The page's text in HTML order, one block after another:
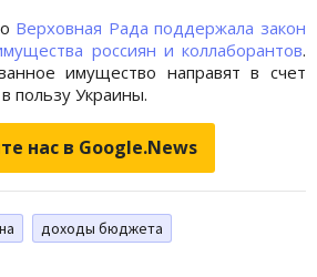
Верховная Рада поддержала закон
россиян и коллаборантов.
имущество направят в счет
пользу Украины.
нас в Google.News
доходы бюджета